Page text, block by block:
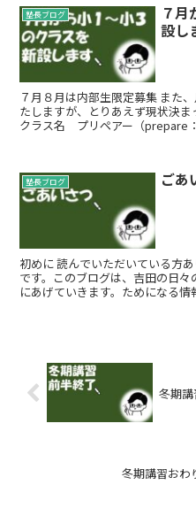
塾長ブログ
７
設し
７月８月は内部生限定募集 また、月例レポートのほうでもご案内い
たしますが、とりあえず現状決ま
クラス名 プリペアー（prepare：準備する）
塾長ブログ ごあ
初めに 読んでいただいている方ありがとうございます。塾長の吉田
です。このブログは、吉田の日
にあげていきます。ためになる
冬期
冬期講習おわ